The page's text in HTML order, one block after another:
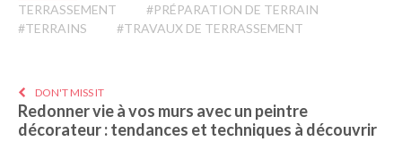
TERRASSEMENT
#PRÉPARATION DE TERRAIN
#TERRAINS
#TRAVAUX DE TERRASSEMENT
DON'T MISS IT
Redonner vie à vos murs avec un peintre
décorateur : tendances et techniques à découvrir